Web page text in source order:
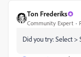
Ton Frederiks
Community Expert
Did you try: Select >